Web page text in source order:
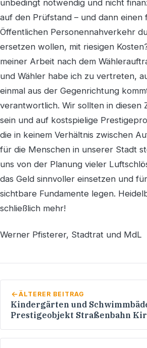
unbedingt notwendig und nicht
auf den Prüfstand – und dann
Öffentlichen Personennahverkehr
ersetzen wollen, mit riesigen
meiner Arbeit nach dem
und Wähler habe ich zu vertreten,
einmal aus der Gegenrichtung
verantwortlich. Wir sollten in diesen
sein und auf kostspielige
die in keinem Verhältnis zwischen
für die Menschen in unserer Stadt
uns von der Planung vieler
das Geld sinnvoller einsetzen und
sichtbare Fundamente legen.
schließlich mehr!
Werner Pfisterer, Stadtrat und MdL
ÄLTERER BEITRAG
Kindergärten und
Prestigeobjekt Straßenbahn